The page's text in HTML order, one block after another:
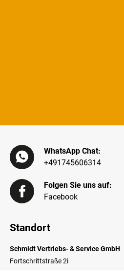
WhatsApp Chat:
+491745606314
Folgen Sie uns auf:
Facebook
Standort
Schmidt Vertriebs- & Service GmbH
Fortschrittstraße 2i